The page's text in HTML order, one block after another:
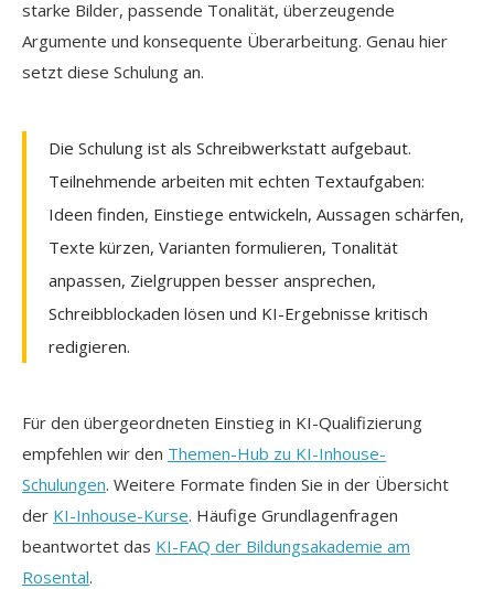
starke Bilder, passende Tonalität, überzeugende
Argumente und konsequente Überarbeitung. Genau hier
setzt diese Schulung an.
Die Schulung ist als Schreibwerkstatt aufgebaut.
Teilnehmende arbeiten mit echten Textaufgaben:
Ideen finden, Einstiege entwickeln, Aussagen schärfen,
Texte kürzen, Varianten formulieren, Tonalität
anpassen, Zielgruppen besser ansprechen,
Schreibblockaden lösen und KI-Ergebnisse kritisch
redigieren.
Für den übergeordneten Einstieg in KI-Qualifizierung
empfehlen wir den Themen-Hub zu KI-Inhouse-
Schulungen. Weitere Formate finden Sie in der Übersicht
der KI-Inhouse-Kurse. Häufige Grundlagenfragen
beantwortet das KI-FAQ der Bildungsakademie am
Rosental.